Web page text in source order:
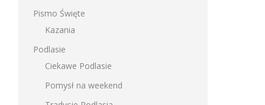
Pismo Święte
Kazania
Podlasie
Ciekawe Podlasie
Pomysł na weekend